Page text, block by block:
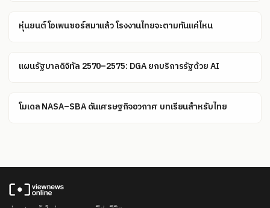
หุ่นยนต์โอเพนซอร์สมาแล้ว โรงงานไทยจะตามทันแค่ไหน
แผนรัฐบาลดิจิทัล 2570–2575: DGA ยกบริการรัฐด้วย AI
โมเดล NASA–SBA ดันเศรษฐกิจอวกาศ บทเรียนสำหรับไทย